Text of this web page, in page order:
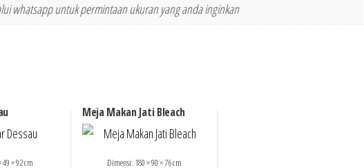
whatsapp untuk permintaan ukuran yang anda inginkan
× 92 cm
Meja Makan Jati Bleach
Dimensi: 180 × 90 × 76 cm